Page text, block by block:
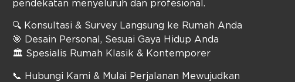
pendekatan menyeluruh dan profesional.
🔍 Konsultasi & Survey Langsung ke Rumah Anda
🎯 Desain Personal, Sesuai Gaya Hidup Anda
🏛️ Spesialis Rumah Klasik & Kontemporer
📞 Hubungi Kami & Mulai Perjalanan Mewujudkan